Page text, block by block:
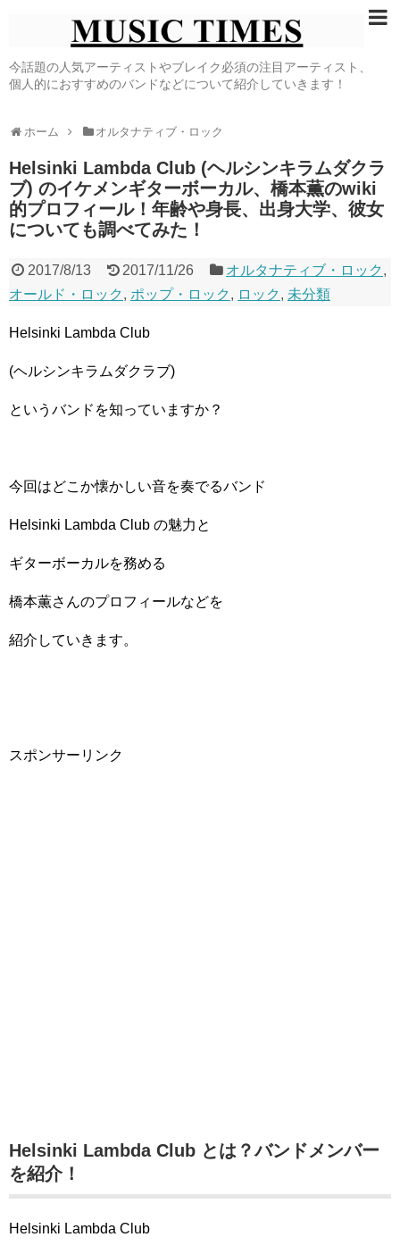
今話題の人気アーティストやブレイク必須の注目アーティスト、
個人的におすすめのバンドなどについて紹介していきます！
ホーム オルタナティブ・ロック
Helsinki Lambda Club (ヘルシンキラムダクラ
ブ) のイケメンギターボーカル、橋本薫のwiki
的プロフィール！年齢や身長、出身大学、彼女
についても調べてみた！
2017/8/13 2017/11/26 オルタナティブ・ロック ,
オールド・ロック , ポップ・ロック , ロック , 未分類
Helsinki Lambda Club
(ヘルシンキラムダクラブ)
というバンドを知っていますか？
今回はどこか懐かしい音を奏でるバンド
Helsinki Lambda Club の魅力と
ギターボーカルを務める
橋本薫さんのプロフィールなどを
紹介していきます。
スポンサーリンク
Helsinki Lambda Club とは？バンドメンバー
を紹介！
Helsinki Lambda Club